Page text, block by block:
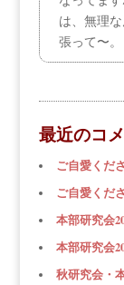
は、無理
張って〜。
最近のコ
ご自愛くだ
ご自愛くだ
本部研究会
本部研究会
秋研究会・